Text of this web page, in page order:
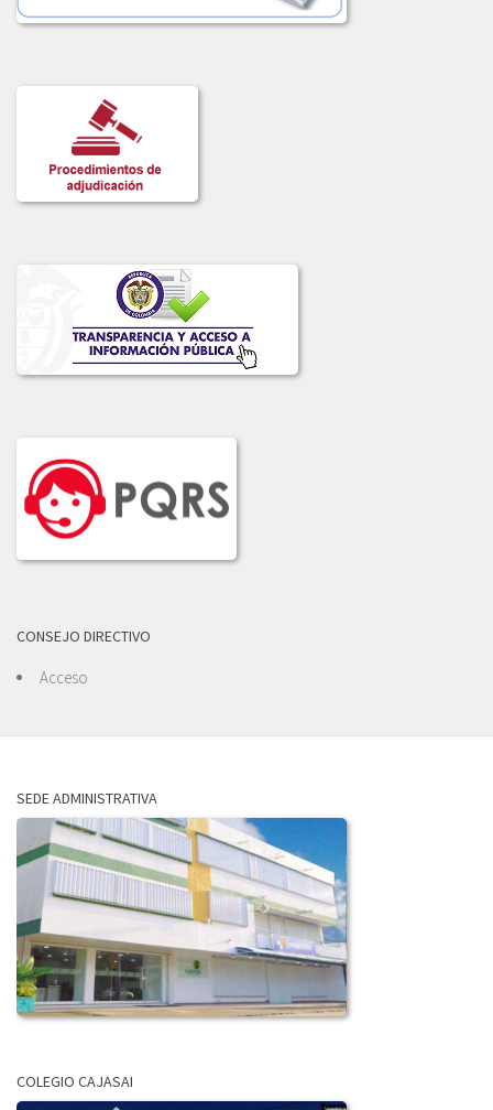
CONSEJO DIRECTIVO
Acceso
SEDE ADMINISTRATIVA
COLEGIO CAJASAI